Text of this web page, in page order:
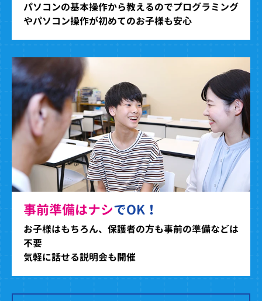
パソコンの基本操作から教えるのでプログラミング
やパソコン操作が初めてのお子様も安心
事前準備はナシでOK！
お子様はもちろん、保護者の方も事前の準備などは
不要
気軽に話せる説明会も開催